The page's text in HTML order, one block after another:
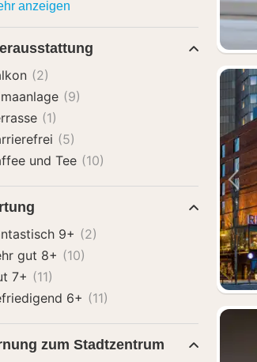
anzeigen
(2)
(9)
(1)
(5)
und Tee (10)
9+ (2)
Sehr gut 8+ (10)
7+ (11)
6+ (11)
zum Stadtzentrum